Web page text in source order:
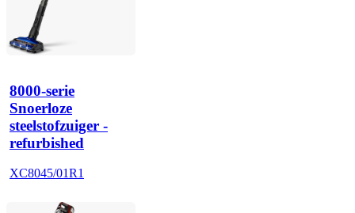
8000-serie
Snoerloze
steelstofzuiger -
refurbished
XC8045/01R1